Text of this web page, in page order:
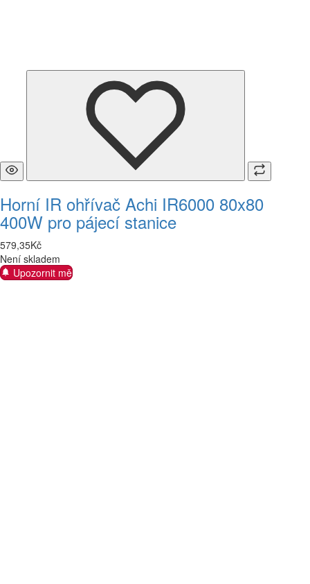
Horní IR ohřívač Achi IR6000 80x80
400W pro pájecí stanice
579,35Kč
Není skladem
Upozornit mě